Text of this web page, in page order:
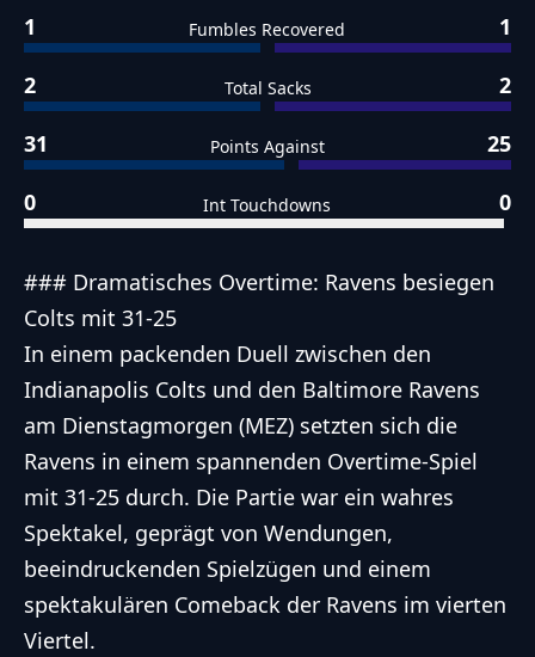
1 Fumbles Recovered 1
2 Total Sacks 2
31 Points Against 25
0 Int Touchdowns 0
### Dramatisches Overtime: Ravens besiegen
Colts mit 31-25
In einem packenden Duell zwischen den
Indianapolis Colts und den Baltimore Ravens
am Dienstagmorgen (MEZ) setzten sich die
Ravens in einem spannenden Overtime-Spiel
mit 31-25 durch. Die Partie war ein wahres
Spektakel, geprägt von Wendungen,
beeindruckenden Spielzügen und einem
spektakulären Comeback der Ravens im vierten
Viertel.